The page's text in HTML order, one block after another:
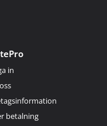
in
betalning